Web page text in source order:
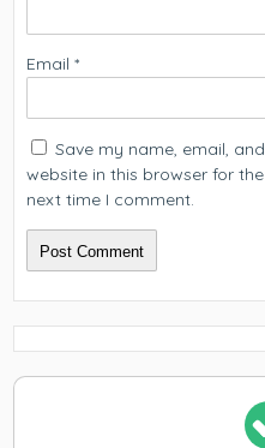
Email*
Save my name, email, and
website in this browser for the
next time I comment.